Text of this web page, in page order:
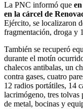
La PNC informó que
en la cárcel de
Ejército, se localizaron
fragmentación, droga y
También se recuperó
durante el motín
chalecos antibalas, un
contra gases, cuatro
12 radios portátiles, 14
lacrimógeno, tres tolvas
de metal, bocinas y